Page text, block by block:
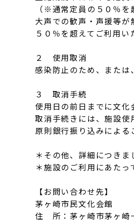
（※通常定員の５０％を
大声での歓声・声援等が
５０％を超えてご利用
２ 使用取消
感染防止のため、または
３ 取消手続
使用日の前日までに文化
取消手続きには、施設使
原則銀行振り込みによる
＊その他、詳細につきま
＊施設のご利用にあたっ
【お問い合わせ先】
茅ヶ崎市民文化会館
住 所：茅ヶ崎市茅ヶ崎